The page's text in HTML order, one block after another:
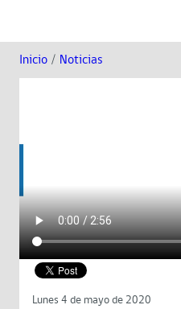
Inicio / Noticias
Lunes 4 de mayo de 2020